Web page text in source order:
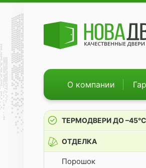
О компании
ТЕРМОДВЕРИ ДО –45°С
ОТДЕЛКА
Порошок